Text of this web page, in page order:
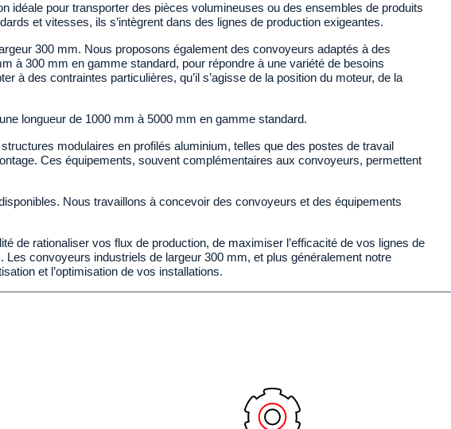
idéale pour transporter des pièces volumineuses ou des ensembles de produits
et vitesses, ils s’intègrent dans des lignes de production exigeantes.
300 mm. Nous proposons également des convoyeurs adaptés à des
à 300 mm en gamme standard, pour répondre à une variété de besoins
à des contraintes particulières, qu’il s’agisse de la position du moteur, de la
longueur de 1000 mm à 5000 mm en gamme standard.
modulaires en profilés aluminium, telles que des postes de travail
Ces équipements, souvent complémentaires aux convoyeurs, permettent
Nous travaillons à concevoir des convoyeurs et des équipements
de rationaliser vos flux de production, de maximiser l’efficacité de vos lignes de
convoyeurs industriels de largeur 300 mm, et plus généralement notre
et l’optimisation de vos installations.